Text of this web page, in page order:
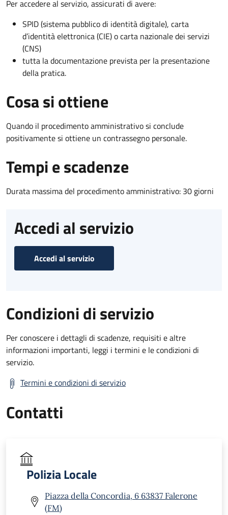
Per accedere al servizio, assicurati di avere:
SPID (sistema pubblico di identità digitale), carta
d’identità elettronica (CIE) o carta nazionale dei servizi
(CNS)
tutta la documentazione prevista per la presentazione
della pratica.
Cosa si ottiene
Quando il procedimento amministrativo si conclude
positivamente si ottiene un contrassegno personale.
Tempi e scadenze
Durata massima del procedimento amministrativo: 30 giorni
Accedi al servizio
Accedi al servizio
Condizioni di servizio
Per conoscere i dettagli di scadenze, requisiti e altre
informazioni importanti, leggi i termini e le condizioni di
servizio.
Termini e condizioni di servizio
Contatti
Polizia Locale
Piazza della Concordia, 6 63837 Falerone
(FM)